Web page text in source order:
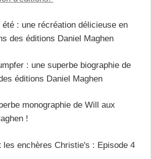
: une récréation délicieuse en
des éditions Daniel Maghen
: une superbe biographie de
éditions Daniel Maghen
monographie de Will aux
!
les enchères Christie's : Episode 4